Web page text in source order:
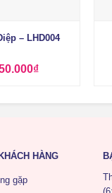
– LHD004
₫
HÀNG
gặp